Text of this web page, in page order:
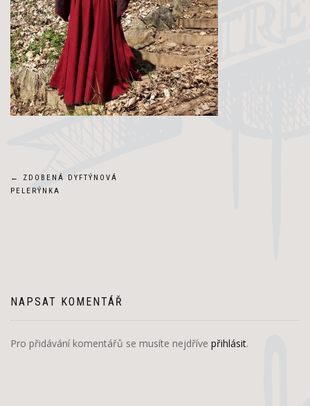
Navigace
←
ZDOBENÁ DYFTÝNOVÁ
PELERÝNKA
NAPSAT KOMENTÁŘ
Pro přidávání komentářů se musíte nejdříve přihlásit.